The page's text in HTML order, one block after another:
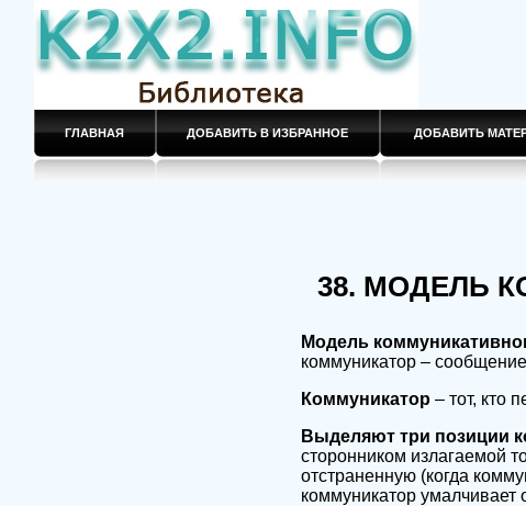
ГЛАВНАЯ ДОБАВИТЬ В ИЗБРАННОЕ ДОБАВИТЬ
38. МОДЕЛЬ
Модель
коммуникатор –
Коммуникатор – тот, кто
Выделяют три позиции
сторонником излагаемой
отстраненную (когда
коммуникатор умалчивает